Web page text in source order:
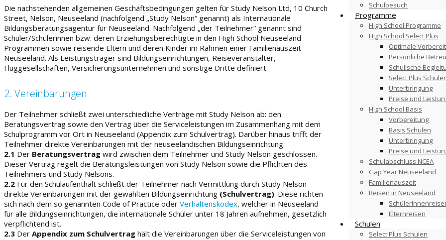
Schulbesuch
Programme
High School Programme
High School Select Plus
Optimale
Persönliche
Schulische
Select Plus
Unterbringung
Preise und
High School Basis
Vorbereitung
Basis Schulen
Unterbringung
Preise und
Schulabschluss NCEA
Gap Year Neuseeland
Familienauszeit
Reisen in Neuseeland
Elternreisen
Schulen
Select Plus Schulen
Die nachstehenden allgemeinen Geschäftsbedingungen gelten für Study Nelson Ltd, 10 Church
Street, Nelson, Neuseeland (nachfolgend „Study Nelson“ genannt) als Internationale
Bildungsberatungsagentur für Neuseeland. Nachfolgend „der Teilnehmer“ genannt sind
Schüler/Schülerinnen bzw. deren Erziehungsberechtigte in den High School Neuseeland
Programmen sowie reisende Eltern und deren Kinder im Rahmen einer Familienauszeit
Neuseeland. Als Leistungsträger sind Bildungseinrichtungen, Reiseveranstalter,
Fluggesellschaften, Versicherungsunternehmen und sonstige Dritte definiert.
2. Vereinbarungen
Der Teilnehmer schließt zwei unterschiedliche Verträge mit Study Nelson ab: den
Beratungsvertrag sowie den Vertrag über die Serviceleistungen im Zusammenhang mit dem
Schulprogramm vor Ort in Neuseeland (Appendix zum Schulvertrag). Darüber hinaus trifft der
Teilnehmer direkte Vereinbarungen mit der neuseeländischen Bildungseinrichtung.
2.1 Der Beratungsvertrag wird zwischen dem Teilnehmer und Study Nelson geschlossen.
Dieser Vertrag regelt die Beratungsleistungen von Study Nelson sowie die Pflichten des
Teilnehmers und Study Nelsons.
2.2 Für den Schulaufenthalt schließt der Teilnehmer nach Vermittlung durch Study Nelson
direkte Vereinbarungen mit der gewählten Bildungseinrichtung (Schulvertrag). Diese richten
sich nach dem so genannten Code of Practice oder Verhaltenskodex, welcher in Neuseeland
für alle Bildungseinrichtungen, die internationale Schüler unter 18 Jahren aufnehmen, gesetzlich
verpflichtend ist.
2.3 Der Appendix zum Schulvertrag hält die Vereinbarungen über die Serviceleistungen von